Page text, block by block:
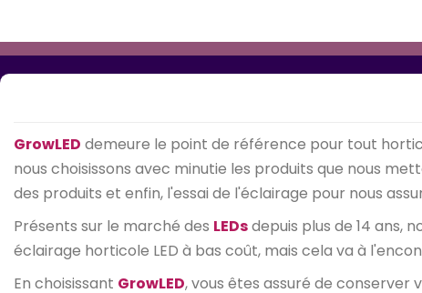
GrowLED demeure le point de référence pour tout
nous choisissons avec minutie les produits que nous
des produits et enfin, l'essai de l'éclairage pour nous
Présents sur le marché des LEDsdepuis plus de 14 ans,
éclairage horticole LED à bas coût, mais cela va à
En choisissant GrowLED, vous êtes assuré de